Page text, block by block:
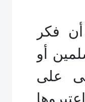
فكر
أو
على